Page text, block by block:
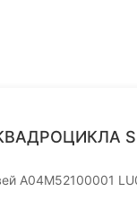
A04M52100001